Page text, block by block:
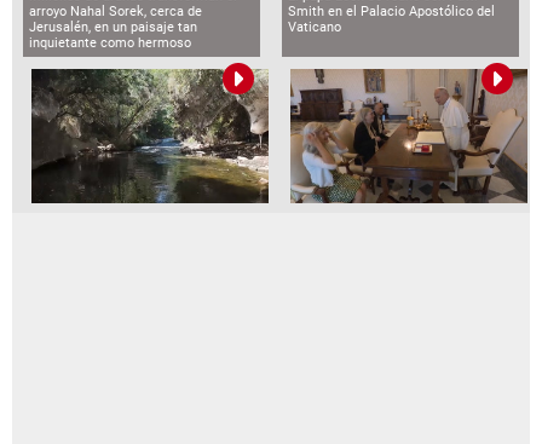
arroyo Nahal Sorek, cerca de
Jerusalén, en un paisaje tan
inquietante como hermoso
Smith en el Palacio Apostólico del
Vaticano